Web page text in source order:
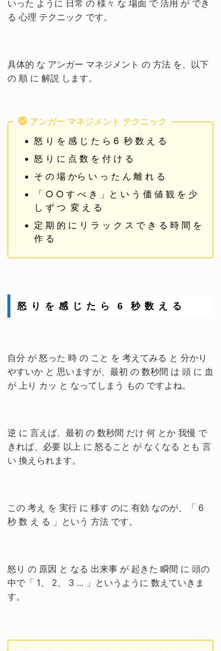
いった ように 日常 の 様々 な 場面 で 活用 が でき
る 心理 テクニック です。
具体的 な アンガー マネジメント の 方法 を、以下
の 順 に 解説 します。
アンガー マネジメント テクニック
怒 り を 感 じ た ら 6 秒 数 え る
怒 り に 点 数 を 付 け る
そ の 場 から い っ た ん 離 れ る
「 ○ ○ す べ き 」と い う 価 値 観 を 少
し ず つ 変 え る
定 期 的 に リ ラ ッ ク ス で き る 時 間 を
作 る
怒 り を 感 じ た ら 6 秒 数 え る
自分 が 怒った 時 の こと を 考えてみる と 分かり
やすいか と 思いますが、最初 の 数秒間 は 頭 に 血
が 上り カッ と なってしまう もの ですよね。
逆 に 言えば、最初 の 数秒間 だけ 何 とか 我慢 で
きれば、必要 以上 に 怒ること が なくなる とも 言
い 換えられます。
この 考え を 実行 に 移す のに 有効 なのが、「 6
秒 数 え る 」という 方法 です。
怒り の 原因 と なる 出来事 が 起きた 瞬間 に 頭の
中で「 1、 2、 3 … 」というように 数えていきま
す。